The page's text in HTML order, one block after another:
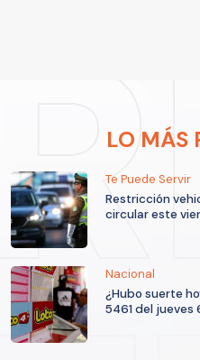
LO MÁS
Te Puede Servir
Restricción
circular este
Nacional
¿Hubo suerte
5461 del jueves